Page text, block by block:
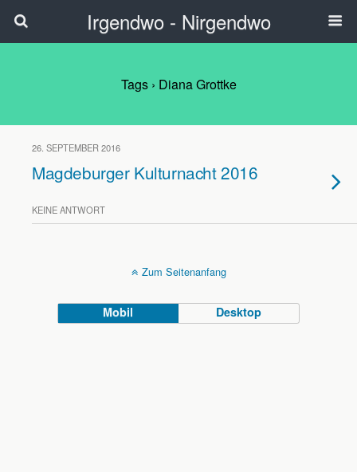
Irgendwo - Nirgendwo
Tags › Diana Grottke
26. SEPTEMBER 2016
Magdeburger Kulturnacht 2016
KEINE ANTWORT
Zum Seitenanfang
Mobil Desktop